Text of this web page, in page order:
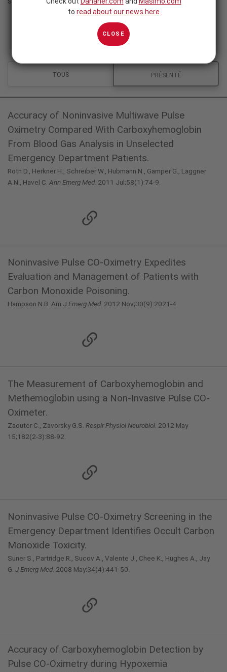
TOUS PRÉSENTÉ
Accuracy of Noninvasive Multiwave Pulse
Oximetry Compared With Carboxyhemoglobin
From Blood Gas Analysis in Unselected
Emergency Department Patients.
Roth D., Herkner H., Schreiber W., Hubmann N., Gamper G., Laggner
A.N., Havel C. Ann Emerg Med. 2011 Jul;58(1):74-9.
Noninvasive Pulse CO-Oximetry Expedites
Evaluation and Management of Patients with
Carbon Monoxide Poisoning.
Hampson N.B. Am J Emerg Med. 2012 Nov;30(9):2021-4.
The Measurement of Carboxyhemoglobin and
Methemoglobin using a Non-Invasive Pulse CO-
Oximeter.
Zaouter C., Zavorsky G.S. Respir Physiol Neurobiol . 2012 May
15;182(2-3):88-92.
Noninvasive Pulse CO-Oximetry Screening in the
Emergency Department Identifies Occult Carbon
Monoxide Toxicity.
Suner S., Partridge R., Sucov A., Valente J., Chee K., Hughes A., Jay
G. J Emerg Med. 2008 May;34(4):441-50.
Accuracy of Carboxyhemoglobin Detection by
Pulse CO-Oximetry during Hypoxemia
to read about our news here
CLOSE